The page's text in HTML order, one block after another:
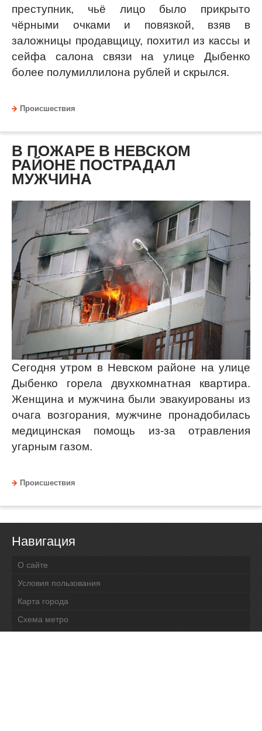
преступник, чьё лицо было прикрыто
чёрными очками и повязкой, взяв в
заложницы продавщицу, похитил из кассы и
сейфа салона связи на улице Дыбенко
более полумиллилона рублей и скрылся.
Происшествия
В ПОЖАРЕ В НЕВСКОМ
РАЙОНЕ ПОСТРАДАЛ
МУЖЧИНА
Сегодня утром в Невском районе на улице
Дыбенко горела двухкомнатная квартира.
Женщина и мужчина были эвакуированы из
очага возгорания, мужчине пронадобилась
медицинская помощь из-за отравления
угарным газом.
Происшествия
Навигация
О сайте
Условия пользования
Карта города
Схема метро